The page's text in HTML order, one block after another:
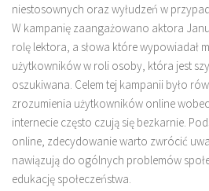
niestosownych oraz wyłudzeń w
W kampanię zaangażowano aktora
rolę lektora, a słowa które wypowiadał
użytkowników w roli osoby, która jest
oszukiwana. Celem tej kampanii było
zrozumienia użytkowników online
internecie często czują się bezkarnie.
online, zdecydowanie warto zwrócić
nawiązują do ogólnych problemów
edukację społeczeństwa.